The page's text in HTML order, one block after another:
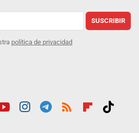
SUSCRIBIR
política de privacidad